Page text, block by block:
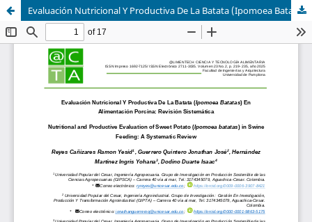
Evaluación Nutricional Y Productiva De La Batata (Ipomoea Batatas) En Alimentación Porcina: Revisión Sistemática